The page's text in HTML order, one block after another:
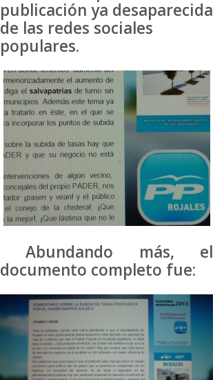
publicación ya desaparecida
de las redes sociales
populares.
Abundando más, el
documento completo fue: